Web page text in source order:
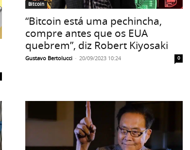
Bitcoin
“Bitcoin está uma pechincha,
compre antes que os EUA
quebrem”, diz Robert Kiyosaki
Gustavo Bertolucci - 20/09/2023 10:24 0